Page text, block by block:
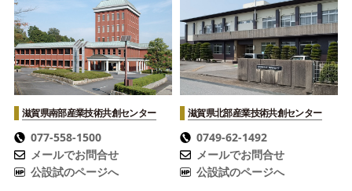
滋賀県南部産業技術共創センター
077-558-1500
メールでお問合せ
公設試のページへ
滋賀県北部産業技術共創センター
0749-62-1492
メールでお問合せ
公設試のページへ